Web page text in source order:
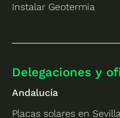
Instalar Geotermia
Delegaciones y
Andalucía
Placas solares en Sevilla